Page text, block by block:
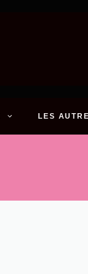
LES